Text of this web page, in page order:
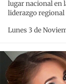
lugar nacional en
liderazgo
Lunes 3 de